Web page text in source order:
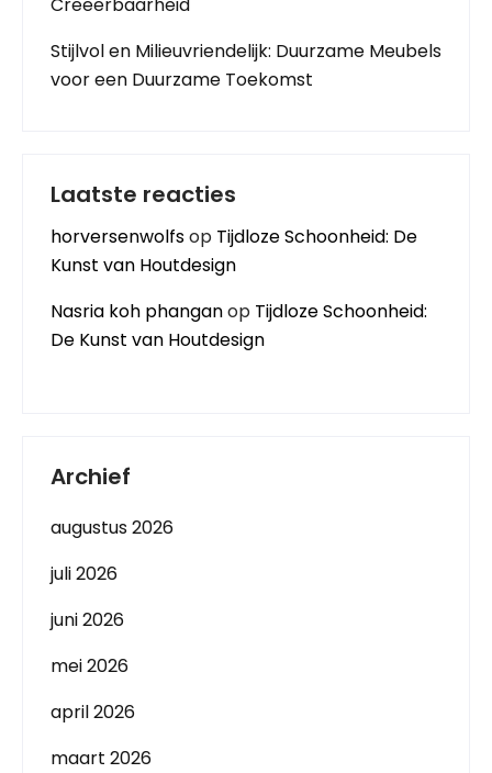
Creëerbaarheid
Stijlvol en Milieuvriendelijk: Duurzame Meubels
voor een Duurzame Toekomst
Laatste reacties
horversenwolfsop Tijdloze Schoonheid: De
Kunst van Houtdesign
Nasria koh phanganop Tijdloze Schoonheid:
De Kunst van Houtdesign
Archief
augustus 2026
juli 2026
juni 2026
mei 2026
april 2026
maart 2026